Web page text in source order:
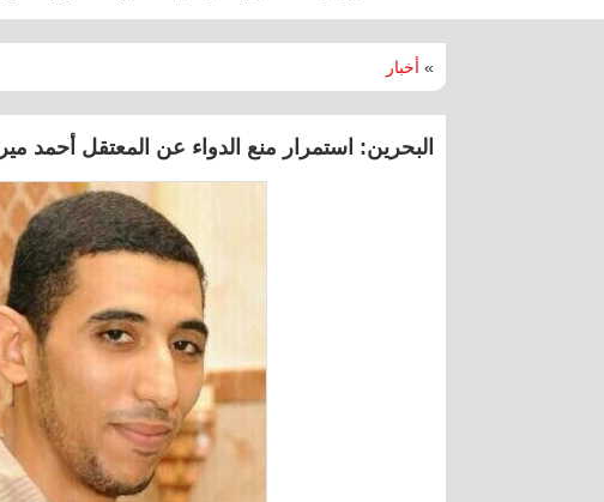
» أخبار
البحرين: استمرار منع الدواء عن المعتقل أحمد